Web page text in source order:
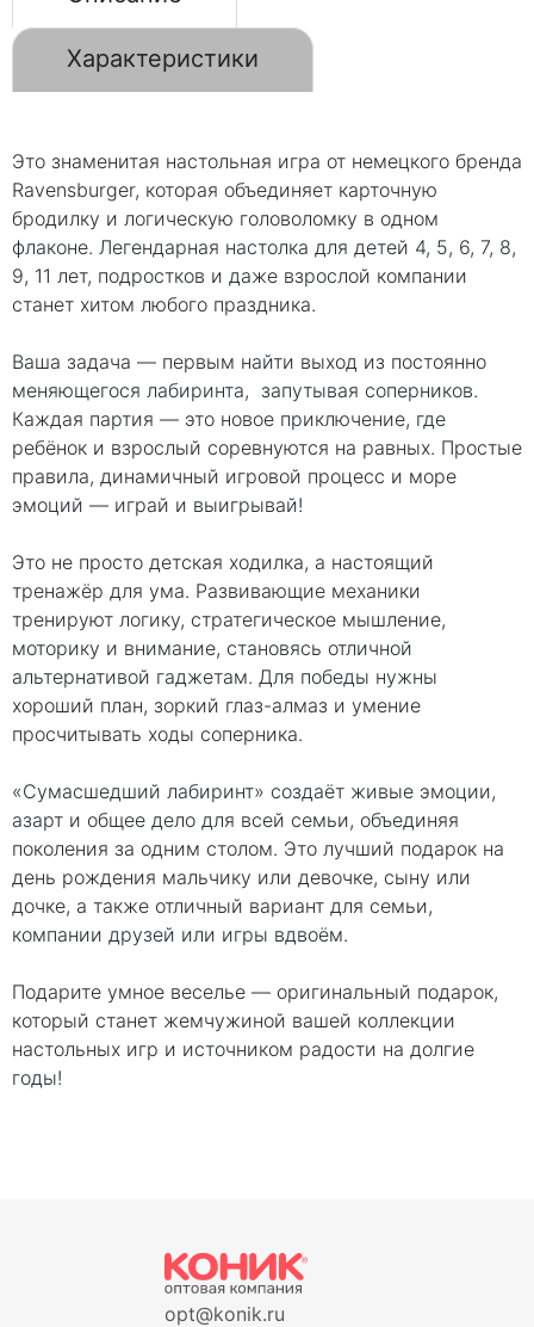
Характеристики
Это знаменитая настольная игра от немецкого бренда
Ravensburger, которая объединяет карточную
бродилку и логическую головоломку в одном
флаконе. Легендарная настолка для детей 4, 5, 6, 7, 8,
9, 11 лет, подростков и даже взрослой компании
станет хитом любого праздника.
Ваша задача — первым найти выход из постоянно
меняющегося лабиринта, запутывая соперников.
Каждая партия — это новое приключение, где
ребёнок и взрослый соревнуются на равных. Простые
правила, динамичный игровой процесс и море
эмоций — играй и выигрывай!
Это не просто детская ходилка, а настоящий
тренажёр для ума. Развивающие механики
тренируют логику, стратегическое мышление,
моторику и внимание, становясь отличной
альтернативой гаджетам. Для победы нужны
хороший план, зоркий глаз-алмаз и умение
просчитывать ходы соперника.
«Сумасшедший лабиринт» создаёт живые эмоции,
азарт и общее дело для всей семьи, объединяя
поколения за одним столом. Это лучший подарок на
день рождения мальчику или девочке, сыну или
дочке, а также отличный вариант для семьи,
компании друзей или игры вдвоём.
Подарите умное веселье — оригинальный подарок,
который станет жемчужиной вашей коллекции
настольных игр и источником радости на долгие
годы!
opt@konik.ru